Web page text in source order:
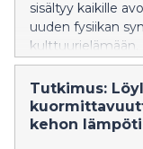
sisältyy kaikille
uuden fysiikan
Koponen
Tutkimus:
kehon